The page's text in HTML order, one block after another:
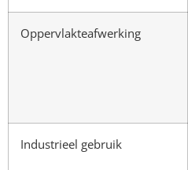
Oppervlakteafwerking
Industrieel gebruik